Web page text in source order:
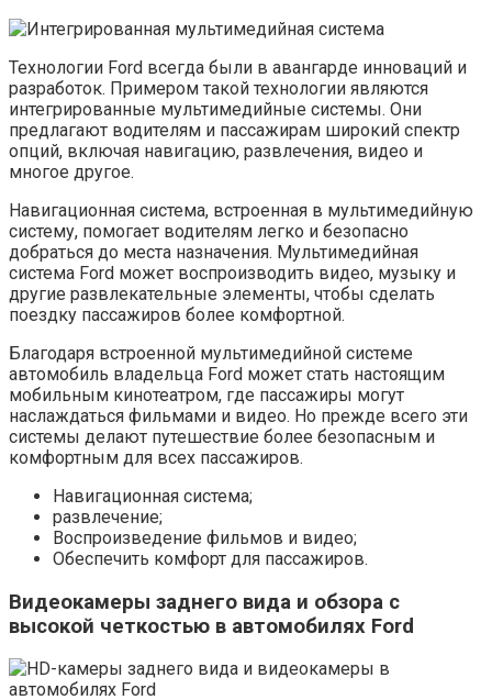
Технологии Ford всегда были в авангарде инноваций и
разработок. Примером такой технологии являются
интегрированные мультимедийные системы. Они
предлагают водителям и пассажирам широкий спектр
опций, включая навигацию, развлечения, видео и
многое другое.
Навигационная система, встроенная в мультимедийную
систему, помогает водителям легко и безопасно
добраться до места назначения. Мультимедийная
система Ford может воспроизводить видео, музыку и
другие развлекательные элементы, чтобы сделать
поездку пассажиров более комфортной.
Благодаря встроенной мультимедийной системе
автомобиль владельца Ford может стать настоящим
мобильным кинотеатром, где пассажиры могут
наслаждаться фильмами и видео. Но прежде всего эти
системы делают путешествие более безопасным и
комфортным для всех пассажиров.
Навигационная система;
развлечение;
Воспроизведение фильмов и видео;
Обеспечить комфорт для пассажиров.
Видеокамеры заднего вида и обзора с
высокой четкостью в автомобилях Ford